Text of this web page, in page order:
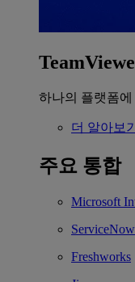
하나의 플랫폼에
더 알아보기
주요 통합
Microsoft
ServiceNow
Freshworks